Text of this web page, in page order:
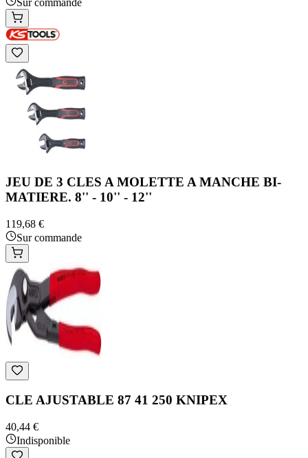
Sur commande
JEU DE 3 CLES A MOLETTE A MANCHE BI-
MATIERE. 8'' - 10'' - 12''
119,68 €
Sur commande
CLE AJUSTABLE 87 41 250 KNIPEX
40,44 €
Indisponible